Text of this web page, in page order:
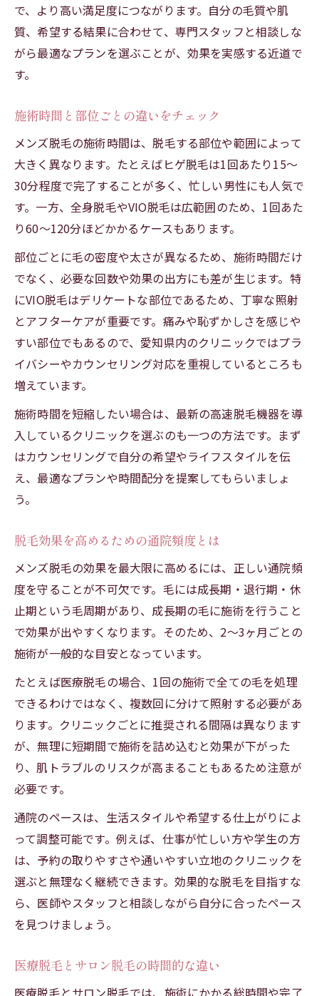
忙しい日常でも通いやすい脱毛方法を提案
メンズ脱毛の時短ポイントを押さえて効率
化
VIO脱毛でツルツル肌を目指す回数とコツ
メンズ脱毛のVIO部位に必要な回数を紹介
VIO脱毛で効果を高める施術の受け方
ツルツル肌に近づくためのVIO脱毛の流れ
痛みや回数の疑問を解消するポイント
VIO脱毛でメンズ脱毛効果を最大化するコ
ツ
施術後の過ごし方や注意点について知ろう
メンズ脱毛後に守るべき肌ケアの基本
施術後の注意点と快適な過ごし方を解説
VIO脱毛後の適切な性行為タイミングとは
脱毛効果を持続させるアフターケアのコツ
施術後のトラブル回避法と正しい対処法
で、より高い満足度につながります。自分の毛質や肌
質、希望する結果に合わせて、専門スタッフと相談しな
がら最適なプランを選ぶことが、効果を実感する近道で
す。
施術時間と部位ごとの違いをチェック
メンズ脱毛の施術時間は、脱毛する部位や範囲によって
大きく異なります。たとえばヒゲ脱毛は1回あたり15～
30分程度で完了することが多く、忙しい男性にも人気で
す。一方、全身脱毛やVIO脱毛は広範囲のため、1回あた
り60～120分ほどかかるケースもあります。
部位ごとに毛の密度や太さが異なるため、施術時間だけ
でなく、必要な回数や効果の出方にも差が生じます。特
にVIO脱毛はデリケートな部位であるため、丁寧な照射
とアフターケアが重要です。痛みや恥ずかしさを感じや
すい部位でもあるので、愛知県内のクリニックではプラ
イバシーやカウンセリング対応を重視しているところも
増えています。
施術時間を短縮したい場合は、最新の高速脱毛機器を導
入しているクリニックを選ぶのも一つの方法です。まず
はカウンセリングで自分の希望やライフスタイルを伝
え、最適なプランや時間配分を提案してもらいましょ
う。
脱毛効果を高めるための通院頻度とは
メンズ脱毛の効果を最大限に高めるには、正しい通院頻
度を守ることが不可欠です。毛には成長期・退行期・休
止期という毛周期があり、成長期の毛に施術を行うこと
で効果が出やすくなります。そのため、2～3ヶ月ごとの
施術が一般的な目安となっています。
たとえば医療脱毛の場合、1回の施術で全ての毛を処理
できるわけではなく、複数回に分けて照射する必要があ
ります。クリニックごとに推奨される間隔は異なります
が、無理に短期間で施術を詰め込むと効果が下がった
り、肌トラブルのリスクが高まることもあるため注意が
必要です。
通院のペースは、生活スタイルや希望する仕上がりによ
って調整可能です。例えば、仕事が忙しい方や学生の方
は、予約の取りやすさや通いやすい立地のクリニックを
選ぶと無理なく継続できます。効果的な脱毛を目指すな
ら、医師やスタッフと相談しながら自分に合ったペース
を見つけましょう。
医療脱毛とサロン脱毛の時間的な違い
医療脱毛とサロン脱毛では、施術にかかる総時間や完了